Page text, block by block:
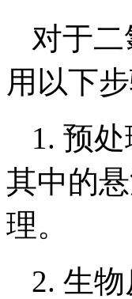
对于
用以下步
1. 预
其中的
理。
2. 生